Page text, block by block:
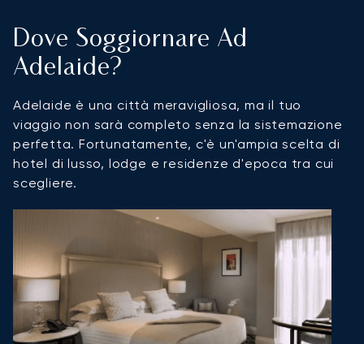
Dove Soggiornare Ad
Adelaide?
Adelaide è una città meravigliosa, ma il tuo
viaggio non sarà completo senza la sistemazione
perfetta. Fortunatamente, c'è un'ampia scelta di
hotel di lusso, lodge e residenze d'epoca tra cui
scegliere.